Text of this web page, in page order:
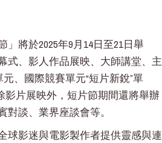
將於2025年9月14日至21日舉
式、影人作品展映、大師講堂、主
、國際競賽單元“短片新銳”單
影片展映外，短片節期間還將舉辦
談、業界座談會等。
球影迷與電影製作者提供靈感與連